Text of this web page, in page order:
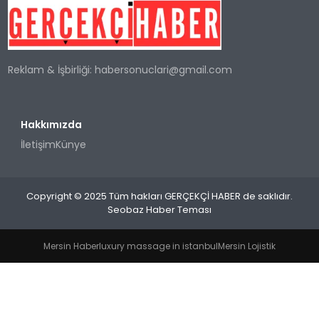
SPOR
TEKNOLOJI
YAŞAM
Reklam & İşbirliği:habersonuclari@gmail.com
Hakkımızda
İletişimKünye
Copyright © 2025 Tüm hakları GERÇEKÇİ HABER de saklıdır.
Seobaz Haber Teması
Mersin Haberluxury massage in istanbulMersin Lojistik